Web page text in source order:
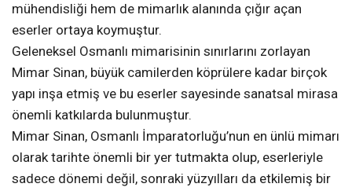
mühendisliği hem de mimarlık alanında çığır açan
eserler ortaya koymuştur.
Geleneksel Osmanlı mimarisinin sınırlarını zorlayan
Mimar Sinan, büyük camilerden köprülere kadar birçok
yapı inşa etmiş ve bu eserler sayesinde sanatsal mirasa
önemli katkılarda bulunmuştur.
Mimar Sinan, Osmanlı İmparatorluğu’nun en ünlü mimarı
olarak tarihte önemli bir yer tutmakta olup, eserleriyle
sadece dönemi değil, sonraki yüzyılları da etkilemiş bir